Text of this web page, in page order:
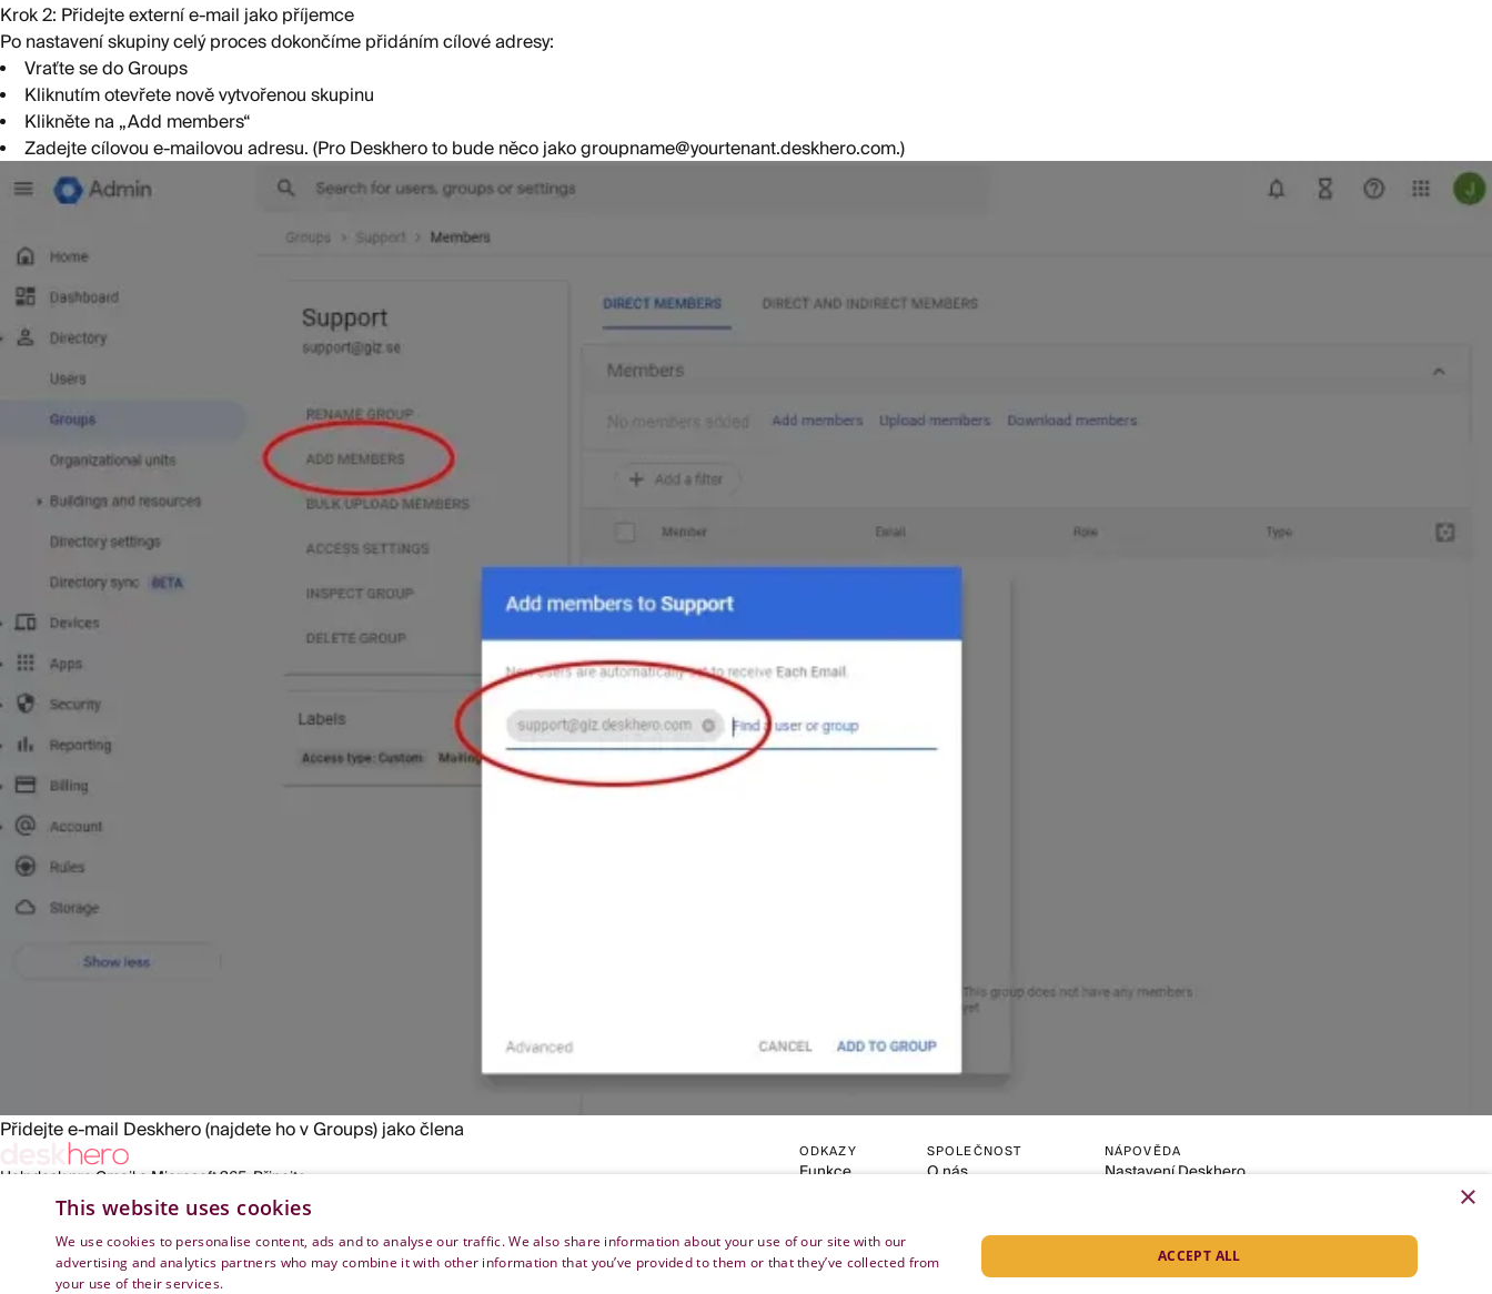
Krok 2: Přidejte externí e-mail jako příjemce
Po nastavení skupiny celý proces dokončíme přidáním cílové adresy:
Vraťte se do Groups
Kliknutím otevřete nově vytvořenou skupinu
Klikněte na „Add members“
Zadejte cílovou e-mailovou adresu. (Pro Deskhero to bude něco jako groupname@yourtenant.deskhero.com.)
Přidejte e-mail Deskhero (najdete ho v Groups) jako člena
Helpdesk pro Gmail a Microsoft 365. Připojte
svou schránku a spusťte provoz během pár
ODKAZY
Funkce
Přihlásit se
Vyzkoušet zdarma
SPOLEČNOST
O nás
API dokumentace
Změnit nastavení cookies
NÁPOVĚDA
Nastavení Deskhero
×
This website uses cookies
We use cookies to personalise content, ads and to analyse our traffic. We also share information about your use of our site with our
advertising and analytics partners who may combine it with other information that you’ve provided to them or that they’ve collected from
your use of their services.
ACCEPT ALL